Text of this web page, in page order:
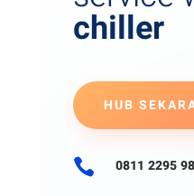
chiller
HUB
 0811 2295